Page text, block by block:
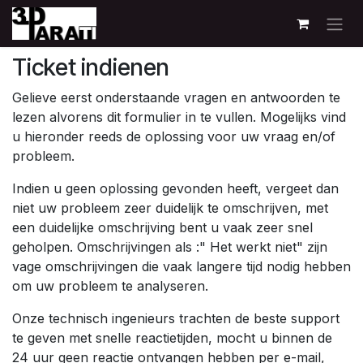
Overslaan naar inhoud
Ticket indienen
Gelieve eerst onderstaande vragen en antwoorden te
lezen alvorens dit formulier in te vullen. Mogelijks vind
u hieronder reeds de oplossing voor uw vraag en/of
probleem.
Indien u geen oplossing gevonden heeft, vergeet dan
niet uw probleem zeer duidelijk te omschrijven, met
een duidelijke omschrijving bent u vaak zeer snel
geholpen. Omschrijvingen als :" Het werkt niet" zijn
vage omschrijvingen die vaak langere tijd nodig hebben
om uw probleem te analyseren.
Onze technisch ingenieurs trachten de beste support
te geven met snelle reactietijden, mocht u binnen de
24 uur geen reactie ontvangen hebben per e-mail,